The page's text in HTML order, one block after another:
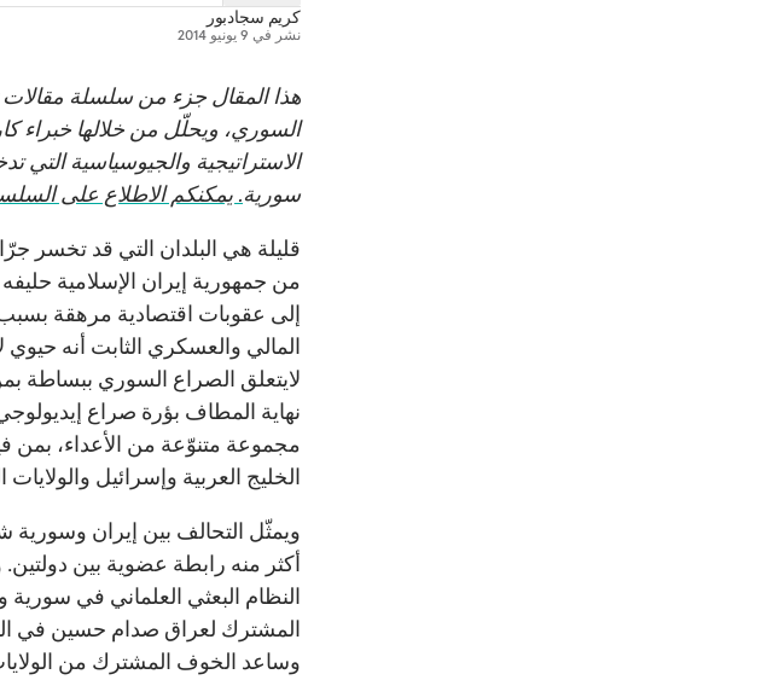
كريم سجادبور
نشر في 9 يونيو 2014
هذا المقال جزء من سلسلة مقالات
السوري، ويحلّل من خلالها خبراء
الاستراتيجية والجيوسياسية
سورية. يمكنكم الاطلاع على
قليلة هي البلدان التي قد تخسر
من جمهورية إيران الإسلامية
إلى عقوبات اقتصادية مرهقة
المالي والعسكري الثابت أنه حيوي
لايتعلق الصراع السوري
نهاية المطاف بؤرة صراع
مجموعة متنوّعة من الأعداء، بمن
الخليج العربية وإسرائيل والولايات
ويمثّل التحالف بين إيران وسورية
أكثر منه رابطة عضوية بين
النظام البعثي العلماني في سورية
وساعد الخوف المشترك من